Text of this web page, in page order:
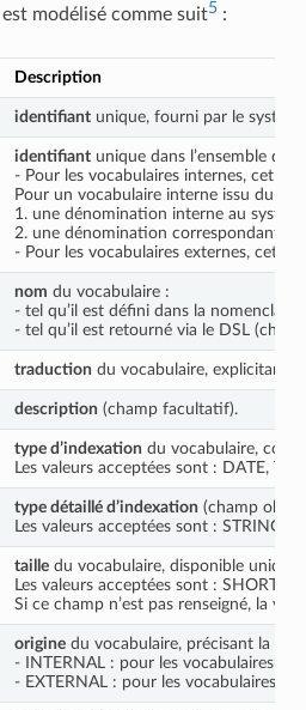
modélisé comme suit5:
Description
identifiantunique, fourni par le
identifiantunique dans l’ensemble du
- Pour les vocabulaires internes, cet
Pour un vocabulaire interne issu du
1. une dénomination interne au
2. une dénomination correspondant à
- Pour les vocabulaires externes, cet
nom du vocabulaire :
- tel qu’il est défini dans la
- tel qu’il est retourné via le DSL
traduction du vocabulaire, explicitant
description (champ facultatif).
type d’indexation du vocabulaire,
Les valeurs acceptées sont : DATE,
type détaillé d’indexation (champ
Les valeurs acceptées sont : STRING,
tailledu vocabulaire, disponible
Les valeurs acceptées sont : SHORT,
Si ce champ n’est pas renseigné, la
originedu vocabulaire, précisant la
- INTERNAL : pour les vocabulaires
- EXTERNAL : pour les vocabulaires